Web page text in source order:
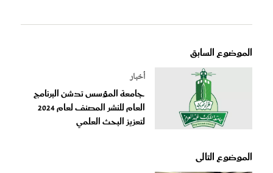
الموضوع السابق
أخبار
جامعة المؤسس تدشن البرنامج
العام للنشر المصنف لعام 2024
لتعزيز البحث العلمي
الموضوع التالى